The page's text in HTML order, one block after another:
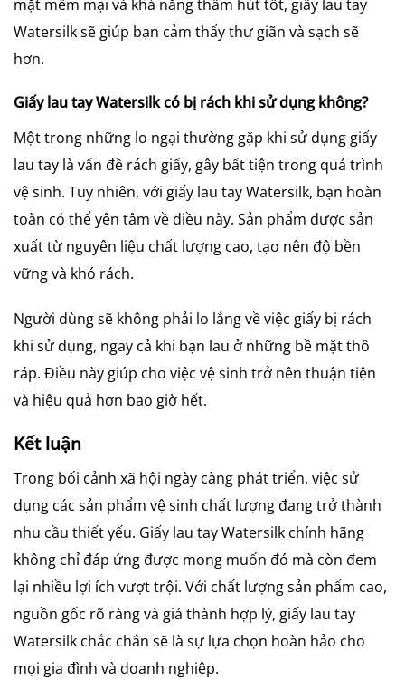
mặt mềm mại và khả năng thấm hút tốt, giấy lau tay
Watersilk sẽ giúp bạn cảm thấy thư giãn và sạch sẽ
hơn.
Giấy lau tay Watersilk có bị rách khi sử dụng không?
Một trong những lo ngại thường gặp khi sử dụng giấy
lau tay là vấn đề rách giấy, gây bất tiện trong quá trình
vệ sinh. Tuy nhiên, với giấy lau tay Watersilk, bạn hoàn
toàn có thể yên tâm về điều này. Sản phẩm được sản
xuất từ nguyên liệu chất lượng cao, tạo nên độ bền
vững và khó rách.
Người dùng sẽ không phải lo lắng về việc giấy bị rách
khi sử dụng, ngay cả khi bạn lau ở những bề mặt thô
ráp. Điều này giúp cho việc vệ sinh trở nên thuận tiện
và hiệu quả hơn bao giờ hết.
Kết luận
Trong bối cảnh xã hội ngày càng phát triển, việc sử
dụng các sản phẩm vệ sinh chất lượng đang trở thành
nhu cầu thiết yếu. Giấy lau tay Watersilk chính hãng
không chỉ đáp ứng được mong muốn đó mà còn đem
lại nhiều lợi ích vượt trội. Với chất lượng sản phẩm cao,
nguồn gốc rõ ràng và giá thành hợp lý, giấy lau tay
Watersilk chắc chắn sẽ là sự lựa chọn hoàn hảo cho
mọi gia đình và doanh nghiệp.